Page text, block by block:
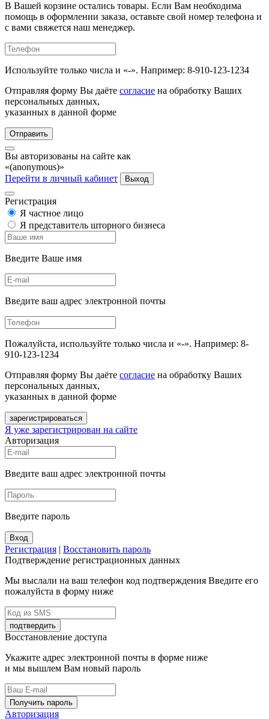
В Вашей корзине остались товары. Если Вам необходима
помощь в оформлении заказа, оставьте свой номер телефона и
с вами свяжется наш менеджер.
Используйте только числа и «-». Например: 8-910-123-1234
Отправляя форму Вы даёте согласие на обработку Ваших
персональных данных,
указанных в данной форме
Отправить
Вы авторизованы на сайте как
«(anonymous)»
Перейти в личный кабинет
Выход
Регистрация
Я частное лицо
Я представитель шторного бизнеса
Введите Ваше имя
Введите ваш адрес электронной почты
Пожалуйста, используйте только числа и «-». Например: 8-
910-123-1234
Отправляя форму Вы даёте согласие на обработку Ваших
персональных данных,
указанных в данной форме
зарегистрироваться
Я уже зарегистрирован на сайте
Авторизация
Введите ваш адрес электронной почты
Введите пароль
Вход
Регистрация | Восстановить пароль
Подтверждение регистрационных данных
Мы выслали на ваш телефон код подтверждения Введите его
пожалуйста в форму ниже
подтвердить
Восстановление доступа
Укажите адрес электронной почты в форме ниже
и мы вышлем Вам новый пароль
Получить пароль
Авторизация